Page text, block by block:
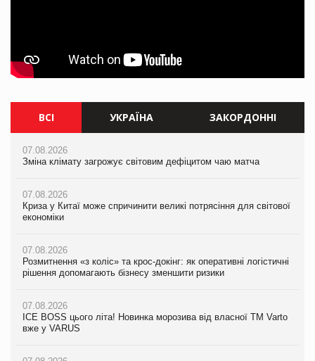
ВСІ УКРАЇНА ЗАКОРДОННІ
07.08.2026
Зміна клімату загрожує світовим дефіцитом чаю матча
07.08.2026
Криза у Китаї може спричинити великі потрясіння для світової
економіки
07.08.2026
Розмитнення «з коліс» та крос-докінг: як оперативні логістичні
рішення допомагають бізнесу зменшити ризики
07.08.2026
ICE BOSS цього літа! Новинка морозива від власної ТМ Varto
вже у VARUS
07.08.2026
Зміна клімату загрожує світовим дефіцитом чаю матча
07.08.2026
Криза у Китаї може спричинити великі потрясіння для світової
економіки
07.08.2026
Kraft Heinz скоротила збиток у першому півріччі
Продажі Hugo Boss впали на 9%
07.08.2026
Зміна клімату загрожує світовим дефіцитом чаю матча
07.08.2026
Криза у Китаї може спричинити великі потрясіння для світової
економіки
07.08.2026
Kraft Heinz скоротила збиток у першому півріччі
Продажі Hugo Boss впали на 9%